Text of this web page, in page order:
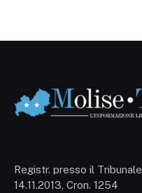
Registr. presso il
14.11.2013, Cron. 1254